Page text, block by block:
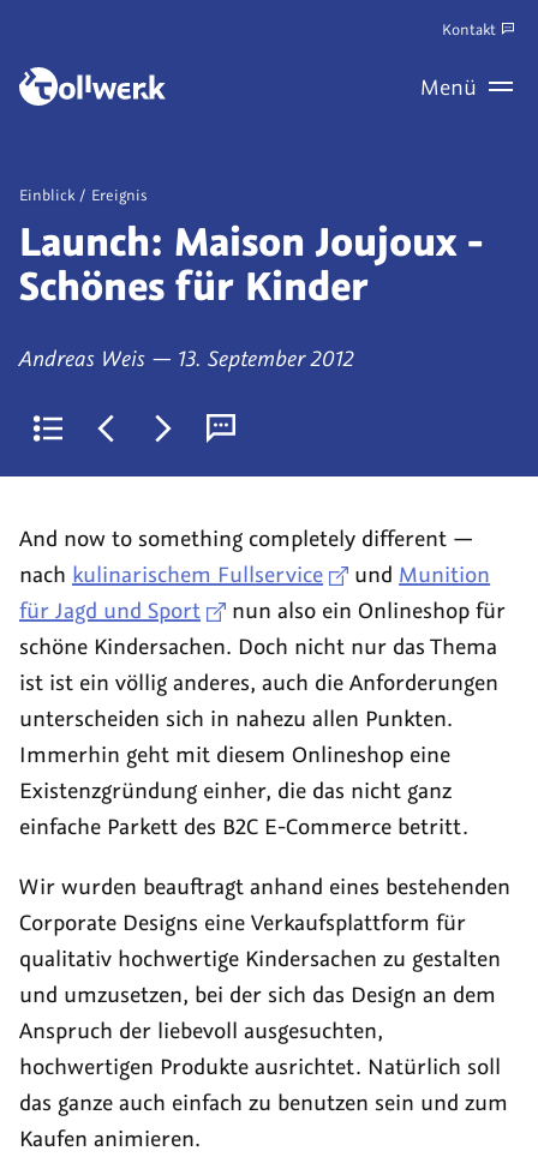
Zum
Menü
Kontakt
Launch: Maison Joujoux -
Schönes für Kinder
Veröffentlicht
Einblick Ereignis
von
Andreas Weis — am
13. September 2012
Zurück
zur
Jüngerer
Artikel:
Das
"mal
ganz
andere"
Software-
Interface
für
ABC
Älterer
Artikel:
im
Tollwerk
–
danke
für
ein
super
Fest!
Kommentare
(derzeit
And now to something completely different —
nach kulinarischem Fullservice und Munition
für Jagd und Sport
nun also ein Onlineshop für
schöne Kindersachen. Doch nicht nur das Thema
ist ist ein völlig anderes, auch die Anforderungen
unterscheiden sich in nahezu allen Punkten.
Immerhin geht mit diesem Onlineshop eine
Existenzgründung einher, die das nicht ganz
einfache Parkett des B2C E-Commerce betritt.
Wir wurden beauftragt anhand eines bestehenden
Corporate Designs eine Verkaufsplattform für
qualitativ hochwertige Kindersachen zu gestalten
und umzusetzen, bei der sich das Design an dem
Anspruch der liebevoll ausgesuchten,
hochwertigen Produkte ausrichtet. Natürlich soll
das ganze auch einfach zu benutzen sein und zum
Kaufen animieren.